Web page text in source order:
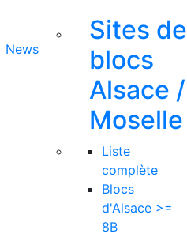
News
Sites de
blocs
Alsace /
Moselle
Liste
complète
Blocs
d'Alsace >=
8B